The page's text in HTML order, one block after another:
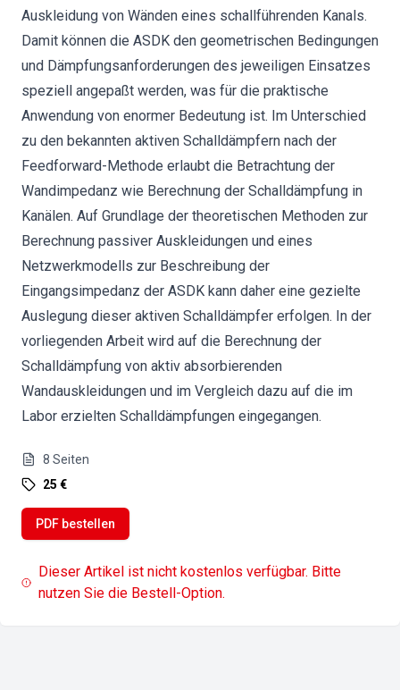
Auskleidung von Wänden eines schallführenden Kanals.
Damit können die ASDK den geometrischen Bedingungen
und Dämpfungsanforderungen des jeweiligen Einsatzes
speziell angepaßt werden, was für die praktische
Anwendung von enormer Bedeutung ist. Im Unterschied
zu den bekannten aktiven Schalldämpfern nach der
Feedforward-Methode erlaubt die Betrachtung der
Wandimpedanz wie Berechnung der Schalldämpfung in
Kanälen. Auf Grundlage der theoretischen Methoden zur
Berechnung passiver Auskleidungen und eines
Netzwerkmodells zur Beschreibung der
Eingangsimpedanz der ASDK kann daher eine gezielte
Auslegung dieser aktiven Schalldämpfer erfolgen. In der
vorliegenden Arbeit wird auf die Berechnung der
Schalldämpfung von aktiv absorbierenden
Wandauskleidungen und im Vergleich dazu auf die im
Labor erzielten Schalldämpfungen eingegangen.
8 Seiten
25 €
PDF bestellen
Dieser Artikel ist nicht kostenlos verfügbar. Bitte
nutzen Sie die Bestell-Option.